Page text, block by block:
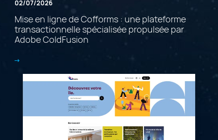
02/07/2026
Mise en ligne de Cofforms : une plateforme
transactionnelle spécialisée propulsée par
Adobe ColdFusion